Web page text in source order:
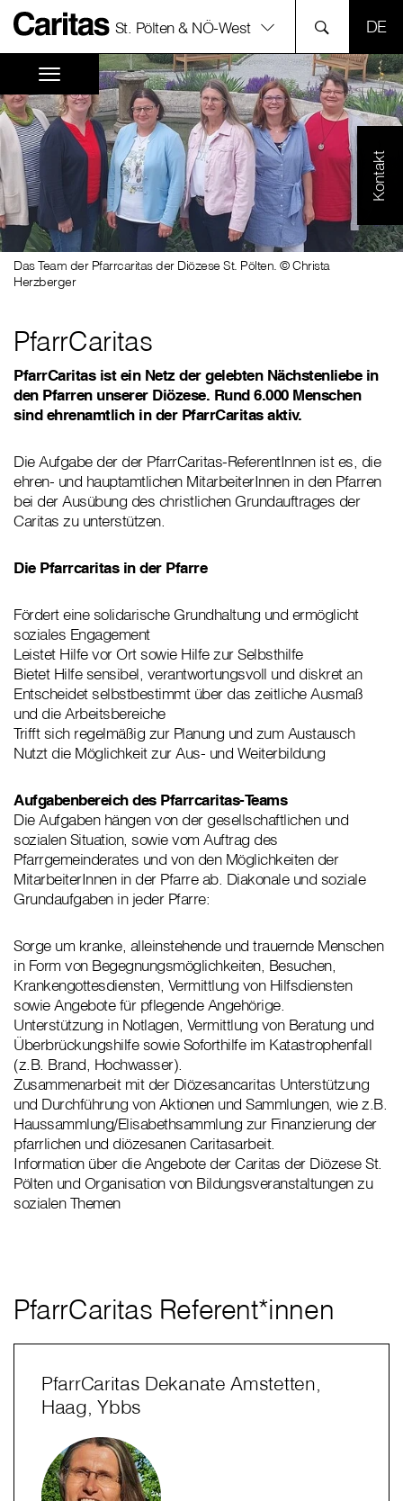
St. Pölten & NÖ-West
Kontakt
Das Team der Pfarrcaritas der Diözese St. Pölten. © Christa
Herzberger
PfarrCaritas
PfarrCaritas ist ein Netz der gelebten Nächstenliebe in
den Pfarren unserer Diözese. Rund 6.000 Menschen
sind ehrenamtlich in der PfarrCaritas aktiv.
Die Aufgabe der der PfarrCaritas-ReferentInnen ist es, die
ehren- und hauptamtlichen MitarbeiterInnen in den Pfarren
bei der Ausübung des christlichen Grundauftrages der
Caritas zu unterstützen.
Die Pfarrcaritas in der Pfarre
Fördert eine solidarische Grundhaltung und ermöglicht
soziales Engagement
Leistet Hilfe vor Ort sowie Hilfe zur Selbsthilfe
Bietet Hilfe sensibel, verantwortungsvoll und diskret an
Entscheidet selbstbestimmt über das zeitliche Ausmaß
und die Arbeitsbereiche
Trifft sich regelmäßig zur Planung und zum Austausch
Nutzt die Möglichkeit zur Aus- und Weiterbildung
Aufgabenbereich des Pfarrcaritas-Teams
Die Aufgaben hängen von der gesellschaftlichen und
sozialen Situation, sowie vom Auftrag des
Pfarrgemeinderates und von den Möglichkeiten der
MitarbeiterInnen in der Pfarre ab. Diakonale und soziale
Grundaufgaben in jeder Pfarre:
Sorge um kranke, alleinstehende und trauernde Menschen
in Form von Begegnungsmöglichkeiten, Besuchen,
Krankengottesdiensten, Vermittlung von Hilfsdiensten
sowie Angebote für pflegende Angehörige.
Unterstützung in Notlagen, Vermittlung von Beratung und
Überbrückungshilfe sowie Soforthilfe im Katastrophenfall
(z.B. Brand, Hochwasser).
Zusammenarbeit mit der Diözesancaritas Unterstützung
und Durchführung von Aktionen und Sammlungen, wie z.B.
Haussammlung/Elisabethsammlung zur Finanzierung der
pfarrlichen und diözesanen Caritasarbeit.
Information über die Angebote der Caritas der Diözese St.
Pölten und Organisation von Bildungsveranstaltungen zu
sozialen Themen
PfarrCaritas Referent*innen
PfarrCaritas Dekanate Amstetten,
Haag, Ybbs